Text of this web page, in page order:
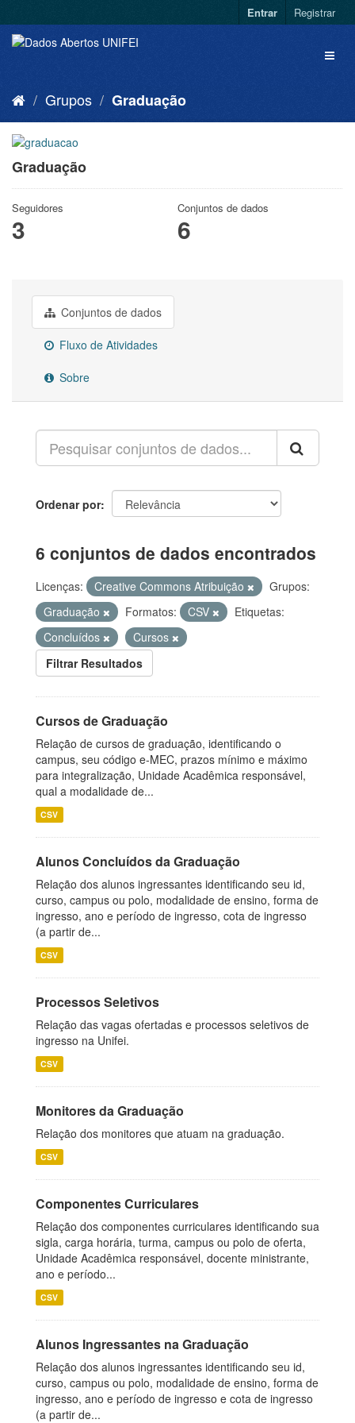
Entrar Registrar
Grupos Graduação
Graduação
Seguidores
3
Conjuntos de dados
6
Conjuntos de dados
Fluxo de Atividades
Sobre
Ordenar por
6 conjuntos de dados encontrados
Licenças: Creative Commons Atribuição
Grupos:
Graduação
Formatos: CSV
Etiquetas:
Concluídos
Cursos
Filtrar Resultados
Cursos de Graduação
Relação de cursos de graduação, identificando o
campus, seu código e-MEC, prazos mínimo e máximo
para integralização, Unidade Acadêmica responsável,
qual a modalidade de...
CSV
Alunos Concluídos da Graduação
Relação dos alunos ingressantes identificando seu id,
curso, campus ou polo, modalidade de ensino, forma de
ingresso, ano e período de ingresso, cota de ingresso
(a partir de...
CSV
Processos Seletivos
Relação das vagas ofertadas e processos seletivos de
ingresso na Unifei.
CSV
Monitores da Graduação
Relação dos monitores que atuam na graduação.
CSV
Componentes Curriculares
Relação dos componentes curriculares identificando sua
sigla, carga horária, turma, campus ou polo de oferta,
Unidade Acadêmica responsável, docente ministrante,
ano e período...
CSV
Alunos Ingressantes na Graduação
Relação dos alunos ingressantes identificando seu id,
curso, campus ou polo, modalidade de ensino, forma de
ingresso, ano e período de ingresso e cota de ingresso
(a partir de...